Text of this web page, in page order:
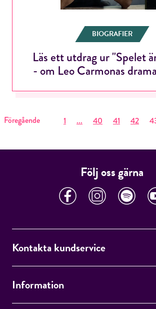
BIOGRAFIER
Läs ett utdrag ur "Spelet
- om Leo Carmonas
Föregående 1 ... 40 41 42
Följ oss gärna
Kontakta kundservice
Information